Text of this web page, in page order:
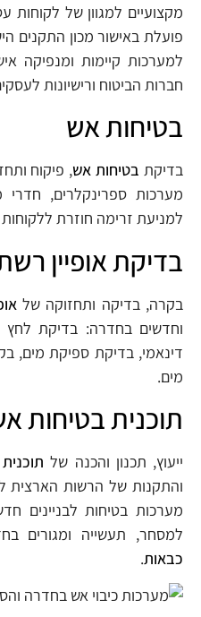
מקצועיים למגוון של לקוחות
פועלת באישור מכון התקנים
למערכות קיימות ומנפיקה
חברות הביטוח ורישיונות
בטיחות אש
בדיקת בטיחות אש, פיקוח
מערכות ספרינקלרים, חדרי
למניעת זרימה חוזרת
בדיקת אופיין
בקרה, בדיקה ותחזוקה של
וחדשים בחדרה: בדיקת
דינאמי, בדיקת ספיקת מים,
מים.
תוכנית בטיחות
ייעוץ, תכנון והכנה של
והתקנות של הרשות הארצית
מערכות בטיחות לבניינים
למסחר, תעשייה ומגורים
כבאות.